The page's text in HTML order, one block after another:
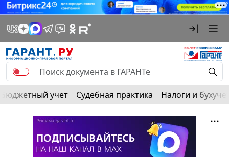
Бюджетный учет Судебная практика Налоги и